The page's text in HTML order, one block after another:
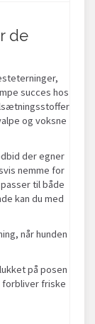
de
succes hos
og voksne
der egner
nemme for
til både
kan du med
når hunden
på posen
forbliver friske